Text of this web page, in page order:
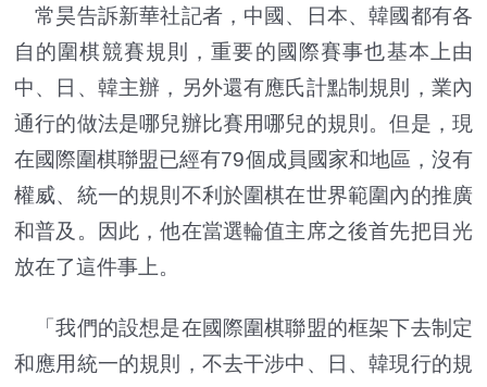
常昊告訴新華社記者，中國、日本、韓國都有各
自的圍棋競賽規則，重要的國際賽事也基本上由
中、日、韓主辦，另外還有應氏計點制規則，業內
通行的做法是哪兒辦比賽用哪兒的規則。但是，現
在國際圍棋聯盟已經有79個成員國家和地區，沒有
權威、統一的規則不利於圍棋在世界範圍內的推廣
和普及。因此，他在當選輪值主席之後首先把目光
放在了這件事上。
「我們的設想是在國際圍棋聯盟的框架下去制定
和應用統一的規則，不去干涉中、日、韓現行的規